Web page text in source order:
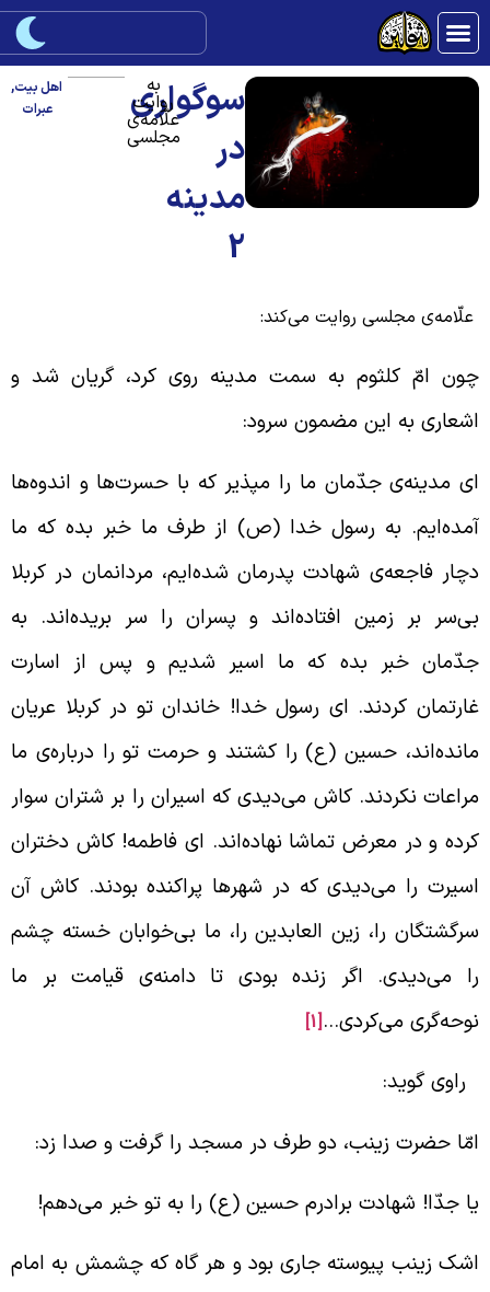
سوگواری
در
مدینه
2
به
روایت
علّامه‌ی
مجلسی
اهل بیت,
عبرات
مجلسی روایت می‌کند:
امّ کلثوم به سمت مدینه روی کرد، گریان شد و
به این مضمون سرود:
مدینه‌ی جدّمان ما را مپذیر که با حسرت‌ها و اندوه‌ها
به رسول خدا (ص) از طرف ما خبر بده که ما
فاجعه‌ی شهادت پدرمان شده‌ایم، مردانمان در کربلا
بر زمین افتاده‌اند و پسران را سر بریده‌اند. به
خبر بده که ما اسیر شدیم و پس از اسارت
کردند. ای رسول خدا! خاندان تو در کربلا عریان
حسین (ع) را کشتند و حرمت تو را درباره‌ی ما
نکردند. کاش می‌دیدی که اسیران را بر شتران سوار
و در معرض تماشا نهاده‌اند. ای فاطمه! کاش دختران
را می‌دیدی که در شهرها پراکنده بودند. کاش آن
را، زین العابدین را، ما بی‌خوابان خسته چشم
می‌دیدی. اگر زنده بودی تا دامنه‌ی قیامت بر ما
می‌کردی…[1]
گوید:
حضرت زینب، دو طرف در مسجد را گرفت و صدا زد:
جدّا! شهادت برادرم حسین (ع) را به تو خبر می‌دهم!
زینب پیوسته جاری بود و هر گاه که چشمش به امام